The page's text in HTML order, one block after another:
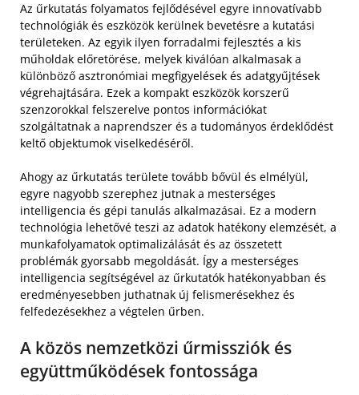
Az űrkutatás folyamatos fejlődésével egyre innovatívabb
technológiák és eszközök kerülnek bevetésre a kutatási
területeken. Az egyik ilyen forradalmi fejlesztés a kis
műholdak előretörése, melyek kiválóan alkalmasak a
különböző asztronómiai megfigyelések és adatgyűjtések
végrehajtására. Ezek a kompakt eszközök korszerű
szenzorokkal felszerelve pontos információkat
szolgáltatnak a naprendszer és a tudományos érdeklődést
keltő objektumok viselkedéséről.
Ahogy az űrkutatás területe tovább bővül és elmélyül,
egyre nagyobb szerephez jutnak a mesterséges
intelligencia és gépi tanulás alkalmazásai. Ez a modern
technológia lehetővé teszi az adatok hatékony elemzését, a
munkafolyamatok optimalizálását és az összetett
problémák gyorsabb megoldását. Így a mesterséges
intelligencia segítségével az űrkutatók hatékonyabban és
eredményesebben juthatnak új felismerésekhez és
felfedezésekhez a végtelen űrben.
A közös nemzetközi űrmissziók és
együttműködések fontossága